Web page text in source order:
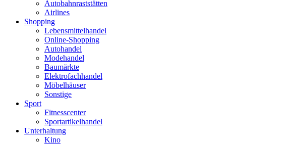
Autobahnraststätten
Airlines
Shopping
Lebensmittelhandel
Online-Shopping
Autohandel
Modehandel
Baumärkte
Elektrofachhandel
Möbelhäuser
Sonstige
Sport
Fitnesscenter
Sportartikelhandel
Unterhaltung
Kino